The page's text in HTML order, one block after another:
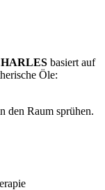
basiert auf
Öle:
den Raum sprühen.